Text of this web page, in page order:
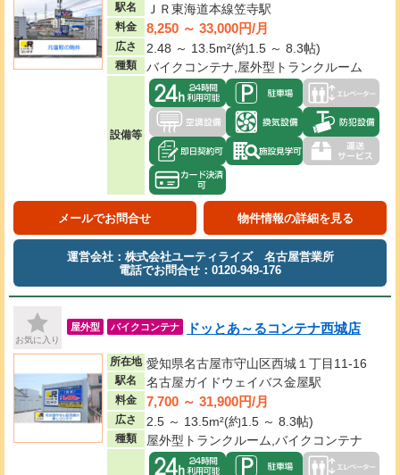
駅名 ＪＲ東海道本線笠寺駅
料金 8,250 ～ 33,000円/月
広さ 2.48 ～ 13.5m²(約1.5 ～ 8.3帖)
種類 バイクコンテナ,屋外型トランクルーム
設備等
メールでお問合せ 物件情報の詳細を見る
運営会社：株式会社ユーティライズ 名古屋営業所
電話でお問合せ：0120-949-176
お気に入り
屋外型 バイクコンテナ ドッとあ～るコンテナ西城店
所在地 愛知県名古屋市守山区西城１丁目11-16
駅名 名古屋ガイドウェイバス金屋駅
料金 7,700 ～ 31,900円/月
広さ 2.5 ～ 13.5m²(約1.5 ～ 8.3帖)
種類 屋外型トランクルーム,バイクコンテナ